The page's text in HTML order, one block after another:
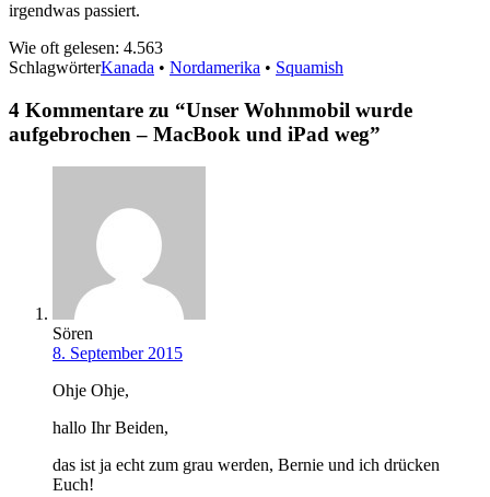
irgendwas passiert.
Wie oft gelesen: 4.563
SchlagwörterKanada • Nordamerika • Squamish
4 Kommentare zu “Unser Wohnmobil wurde
aufgebrochen – MacBook und iPad weg”
Sören
8. September 2015
Ohje Ohje,
hallo Ihr Beiden,
das ist ja echt zum grau werden, Bernie und ich drücken
Euch!